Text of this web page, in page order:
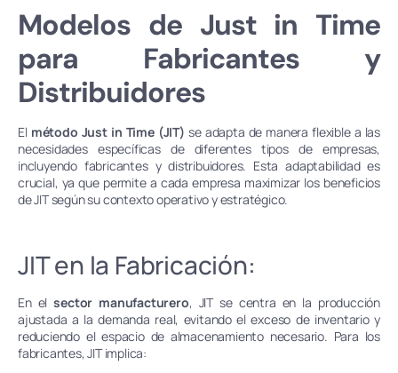
Modelos de Just in Time
para Fabricantes y
Distribuidores
El método Just in Time (JIT) se adapta de manera flexible a las
necesidades específicas de diferentes tipos de empresas,
incluyendo fabricantes y distribuidores. Esta adaptabilidad es
crucial, ya que permite a cada empresa maximizar los beneficios
de JIT según su contexto operativo y estratégico.
JIT en la Fabricación:
En elsector manufacturero, JIT se centra en la producción
ajustada a la demanda real, evitando el exceso de inventario y
reduciendo el espacio de almacenamiento necesario. Para los
fabricantes, JIT implica: